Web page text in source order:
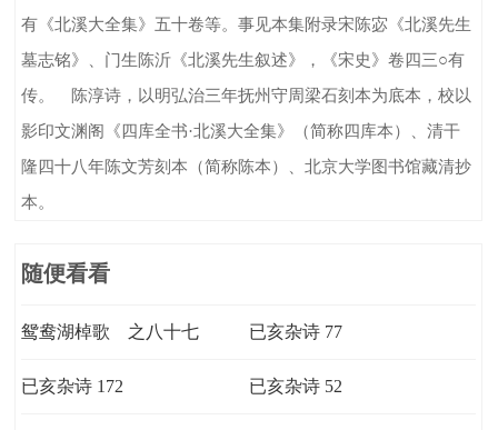
有《北溪大全集》五十卷等。事见本集附录宋陈宓《北溪先生
墓志铭》、门生陈沂《北溪先生叙述》，《宋史》卷四三○有
传。 陈淳诗，以明弘治三年抚州守周梁石刻本为底本，校以
影印文渊阁《四库全书·北溪大全集》（简称四库本）、清干
隆四十八年陈文芳刻本（简称陈本）、北京大学图书馆藏清抄
本。
随便看看
鸳鸯湖棹歌 之八十七 已亥杂诗 77
已亥杂诗 172 已亥杂诗 52